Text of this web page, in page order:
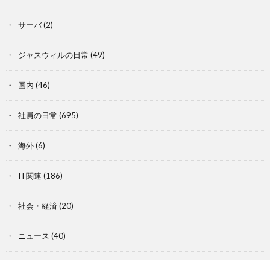
サーバ(2)
ジャスウィルの日常 (49)
国内 (46)
社員の日常 (695)
海外(6)
IT関連 (186)
社会・経済 (20)
ニュース (40)